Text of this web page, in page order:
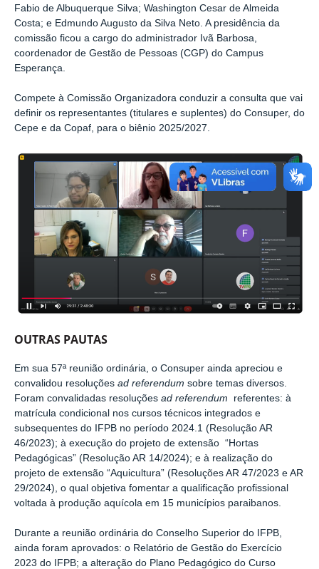
Fabio de Albuquerque Silva; Washington Cesar de Almeida
Costa; e Edmundo Augusto da Silva Neto. A presidência da
comissão ficou a cargo do administrador Ivã Barbosa,
coordenador de Gestão de Pessoas (CGP) do Campus
Esperança.
Compete à Comissão Organizadora conduzir a consulta que vai
definir os representantes (titulares e suplentes) do Consuper, do
Cepe e da Copaf, para o biênio 2025/2027.
OUTRAS PAUTAS
Em sua 57ª reunião ordinária, o Consuper ainda apreciou e
convalidou resoluções ad referendum sobre temas diversos.
Foram convalidadas resoluções ad referendum referentes: à
matrícula condicional nos cursos técnicos integrados e
subsequentes do IFPB no período 2024.1 (Resolução AR
46/2023); à execução do projeto de extensão “Hortas
Pedagógicas” (Resolução AR 14/2024); e à realização do
projeto de extensão “Aquicultura” (Resoluções AR 47/2023 e AR
29/2024), o qual objetiva fomentar a qualificação profissional
voltada à produção aquícola em 15 municípios paraibanos.
Durante a reunião ordinária do Conselho Superior do IFPB,
ainda foram aprovados: o Relatório de Gestão do Exercício
2023 do IFPB; a alteração do Plano Pedagógico do Curso